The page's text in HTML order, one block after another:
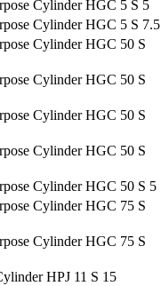
Cylinder HGC 5 S 5
Cylinder HGC 5 S 7.5
Cylinder HGC 50 S
Cylinder HGC 50 S
Cylinder HGC 50 S
Cylinder HGC 50 S
Cylinder HGC 50 S 5
Cylinder HGC 75 S
Cylinder HGC 75 S
HPJ 11 S 15